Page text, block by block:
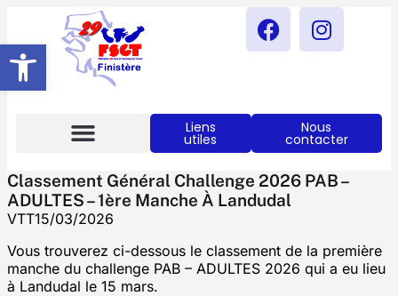
Ouvrir La Barre D’outils
Liens
utiles
Nous
contacter
Classement Général Challenge 2026 PAB –
ADULTES – 1ère Manche À Landudal
VTT15/03/2026
Vous trouverez ci-dessous le classement de la première
manche du challenge PAB – ADULTES 2026 qui a eu lieu
à Landudal le 15 mars.